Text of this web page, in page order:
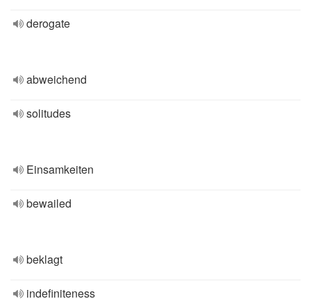
derogate
abweichend
solitudes
Einsamkeiten
bewailed
beklagt
indefiniteness